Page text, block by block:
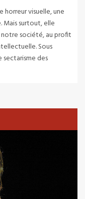
horreur visuelle, une
surtout, elle
société, au profit
Sous
sectarisme des